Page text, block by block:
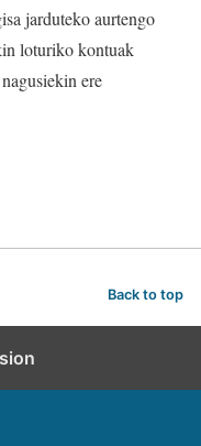
jarduteko aurtengo
loturiko kontuak
ere
Back to top